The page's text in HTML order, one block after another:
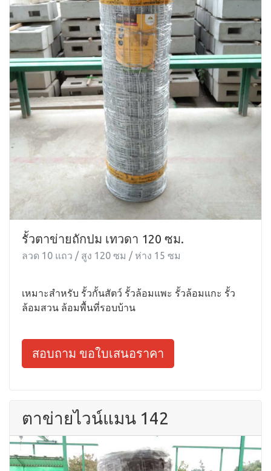
รั้วตาข่ายถักปม เทวดา 120 ซม.
ลวด 10 แถว / สูง 120 ซม / ห่าง 15 ซม
เหมาะสำหรับ รั้วกั้นสัตว์ รั้วล้อมแพะ รั้วล้อมแกะ รั้ว
ล้อมสวน ล้อมพื้นที่รอบบ้าน
สอบถาม ขอใบเสนอราคา
ตาข่ายไวน์แมน 142